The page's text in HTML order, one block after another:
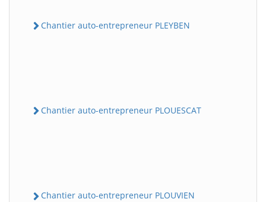
Chantier auto-entrepreneur PLEYBEN
Chantier auto-entrepreneur PLOUESCAT
Chantier auto-entrepreneur PLOUVIEN